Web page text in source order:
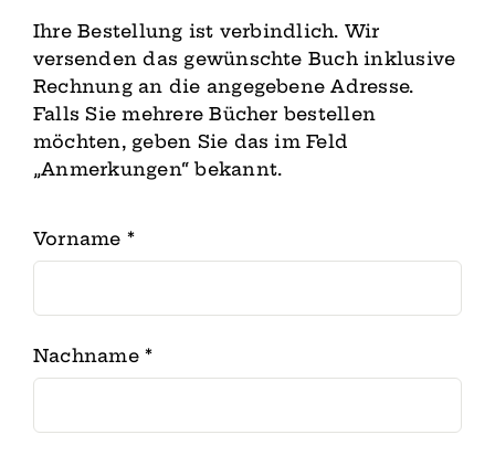
Ihre Bestellung ist verbindlich. Wir
versenden das gewünschte Buch inklusive
Rechnung an die angegebene Adresse.
Falls Sie mehrere Bücher bestellen
möchten, geben Sie das im Feld
„Anmerkungen“ bekannt.
Vorname *
Nachname*